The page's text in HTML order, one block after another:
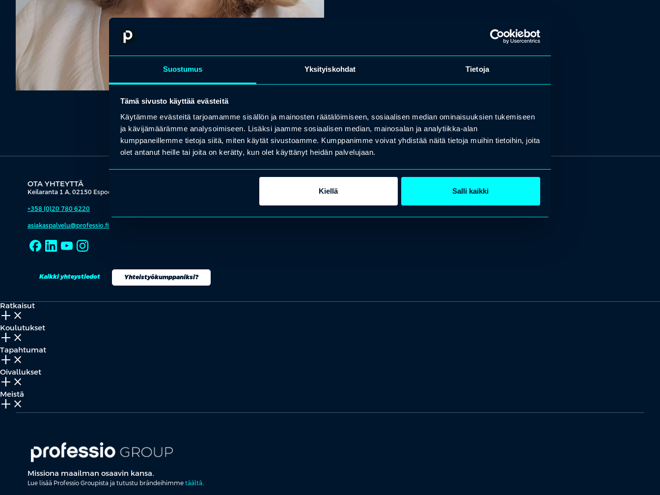
Suostumus Yksityiskohdat Tietoja
Tämä sivusto käyttää evästeitä
Käytämme evästeitä tarjoamamme sisällön ja mainosten räätälöimiseen, sosiaalisen median ominaisuuksien tukemiseen
ja kävijämäärämme analysoimiseen. Lisäksi jaamme sosiaalisen median, mainosalan ja analytiikka-alan
kumppaneillemme tietoja siitä, miten käytät sivustoamme. Kumppanimme voivat yhdistää näitä tietoja muihin tietoihin, joita
olet antanut heille tai joita on kerätty, kun olet käyttänyt heidän palvelujaan.
Kiellä Salli kaikki
OTA YHTEYTTÄ
Keilaranta 1 A, 02150 Espoo
+358 (0)20 780 6220
asiakaspalvelu@professio.fi
Kaikki yhteystiedot Yhteistyökumppaniksi?
Ratkaisut
add_2 close
Koulutukset
add_2 close
Tapahtumat
add_2 close
Oivallukset
add_2 close
Meistä
add_2 close
Missiona maailman osaavin kansa.
Lue lisää Professio Groupista ja tutustu brändeihimme täältä.